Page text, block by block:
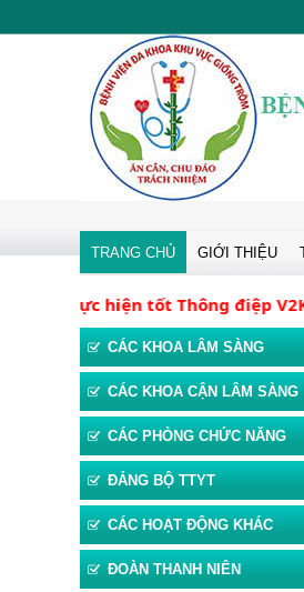
TRANG CHỦ GIỚI THIỆU
thực hiện tốt Thông điệp V2K
CÁC KHOA LÂM SÀNG
CÁC KHOA CẬN LÂM SÀNG
CÁC PHÒNG CHỨC NĂNG
ĐẢNG BỘ TTYT
CÁC HOẠT ĐỘNG KHÁC
ĐOÀN THANH NIÊN